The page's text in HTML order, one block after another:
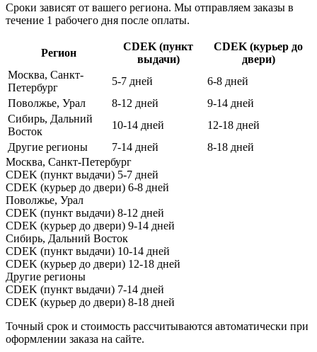
Сроки зависят от вашего региона. Мы отправляем заказы в
течение 1 рабочего дня после оплаты.
Регион
CDEK (пункт
выдачи)
CDEK (курьер до
двери)
Москва, Санкт-
Петербург
5-7 дней
6-8 дней
Поволжье, Урал
8-12 дней
9-14 дней
Сибирь, Дальний
Восток
10-14 дней
12-18 дней
Другие регионы
7-14 дней
8-18 дней
Москва, Санкт-Петербург
CDEK (пункт выдачи) 5-7 дней
CDEK (курьер до двери) 6-8 дней
Поволжье, Урал
CDEK (пункт выдачи) 8-12 дней
CDEK (курьер до двери) 9-14 дней
Сибирь, Дальний Восток
CDEK (пункт выдачи) 10-14 дней
CDEK (курьер до двери) 12-18 дней
Другие регионы
CDEK (пункт выдачи) 7-14 дней
CDEK (курьер до двери) 8-18 дней
Точный срок и стоимость рассчитываются автоматически при
оформлении заказа на сайте.